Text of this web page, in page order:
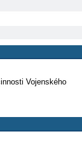
Vojenského